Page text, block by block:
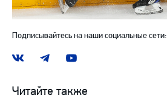
Подписывайтесь на наши социальные сети:
Наша
ВКонтакте
Наш
в
Telegram
Наш
YouTube
Читайте также